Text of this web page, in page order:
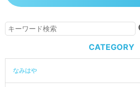
CATEGORY
なみはや